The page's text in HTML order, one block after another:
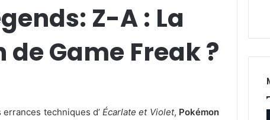
Z-A : La
Game Freak ?
techniques d’Écarlate et Violet, Pokémon